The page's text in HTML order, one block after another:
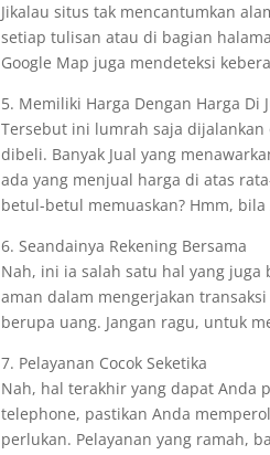
Jikalau situs tak mencantumkan
setiap tulisan atau di bagian
Google Map juga mendeteksi
5. Memiliki Harga Dengan Harga Di
Tersebut ini lumrah saja
dibeli. Banyak Jual yang
ada yang menjual harga di atas
betul-betul memuaskan? Hmm,
6. Seandainya Rekening Bersama
Nah, ini ia salah satu hal yang
aman dalam mengerjakan
berupa uang. Jangan ragu, untuk
7. Pelayanan Cocok Seketika
Nah, hal terakhir yang dapat Anda
telephone, pastikan Anda
perlukan. Pelayanan yang ramah,